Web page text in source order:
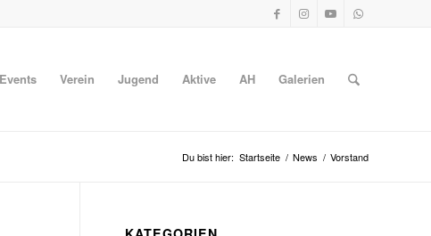
Events Verein Jugend Aktive AH Galerien
Du bist hier: Startseite / News / Vorstand